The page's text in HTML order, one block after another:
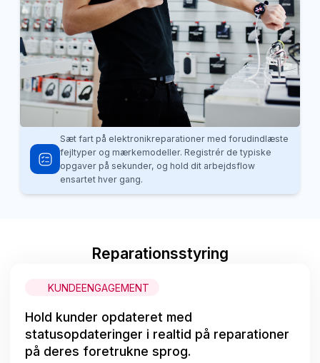
Sæt fart på elektronikreparationer med forudindlæste
fejltyper og mærkemodeller. Registrér de typiske
opgaver på sekunder, og hold dit arbejdsflow
ensartet hver gang.
Reparationsstyring
KUNDEENGAGEMENT
Hold kunder opdateret med
statusopdateringer i realtid på reparationer
på deres foretrukne sprog.